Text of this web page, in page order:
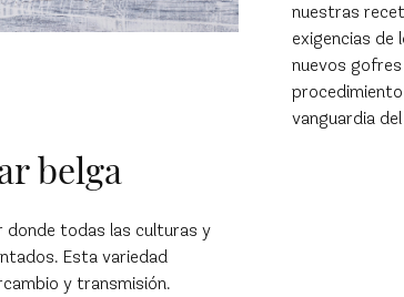
belga
donde todas las culturas y
Esta variedad
y transmisión.
nuestras
exigencias de
nuevos
vanguardia